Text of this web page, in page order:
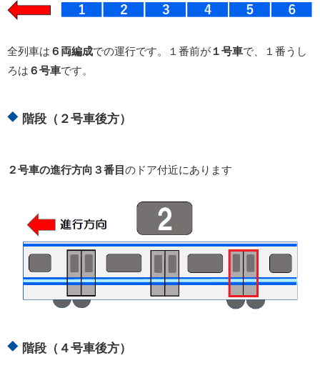
全列車は ６両編成での運行です。１番前が １号車で、１番うし
ろは ６号車です。
階段（２号車後方）
２号車の進行方向３番目 のドア付近にあります
階段（４号車後方）